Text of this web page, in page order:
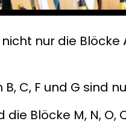
nur die
B, C, F und G sind
Blöcke M, N, O,